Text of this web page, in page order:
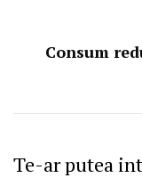
Consum
Te-ar putea